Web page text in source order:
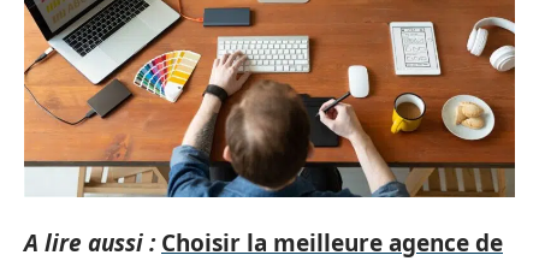
A lire aussi : Choisir la meilleure agence de